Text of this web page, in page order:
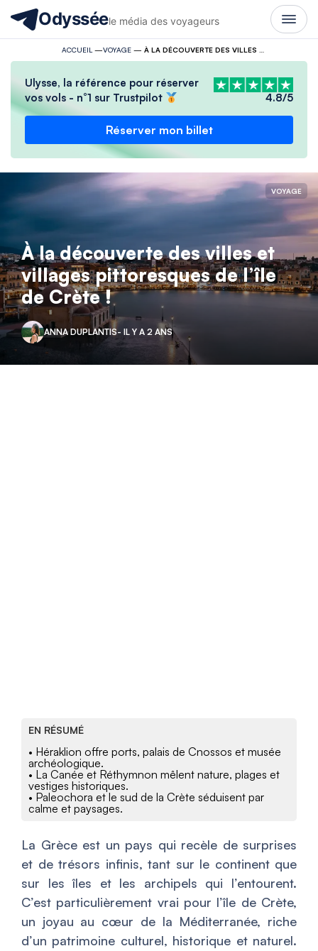
Odysséele média des voyageurs
ACCUEIL —VOYAGE—
Ulysse, la référence pour réserver
vos vols - n°1 sur Trustpilot
4.8/5
Réserver mon billet
VOYAGE
À la découverte des villes et
villages pittoresques de l’île
de Crète !
ANNA DUPLANTIS- IL Y A 2 ANS
EN RÉSUMÉ
• Héraklion offre ports, palais de Cnossos et musée
archéologique.
• La Canée et Réthymnon mêlent nature, plages et
vestiges historiques.
• Paleochora et le sud de la Crète séduisent par
calme et paysages.
La Grèce est un pays qui recèle de surprises
et de trésors infinis, tant sur le continent que
sur les îles et les archipels qui l’entourent.
C’est particulièrement vrai pour l’île de Crète,
un joyau au cœur de la Méditerranée, riche
d’un patrimoine culturel, historique et naturel.